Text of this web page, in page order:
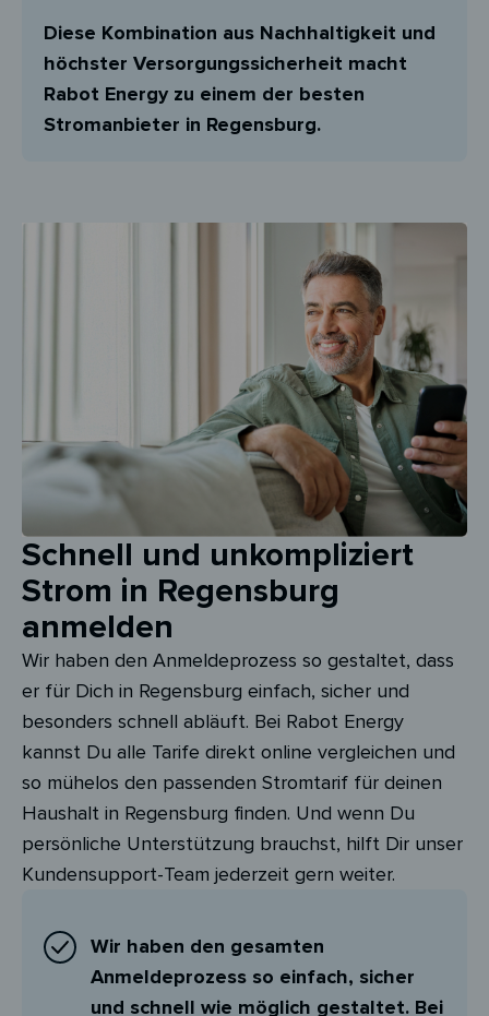
Diese Kombination aus Nachhaltigkeit und
höchster Versorgungssicherheit macht
Rabot Energy zu einem der besten
Stromanbieter in Regensburg.
Schnell und unkompliziert
Strom in Regensburg
anmelden
Wir haben den Anmeldeprozess so gestaltet, dass
er für Dich in Regensburg einfach, sicher und
besonders schnell abläuft. Bei Rabot Energy
kannst Du alle Tarife direkt online vergleichen und
so mühelos den passenden Stromtarif für deinen
Haushalt in Regensburg finden. Und wenn Du
persönliche Unterstützung brauchst, hilft Dir unser
Kundensupport-Team jederzeit gern weiter.
Wir haben den gesamten
Anmeldeprozess so einfach, sicher
und schnell wie möglich gestaltet. Bei